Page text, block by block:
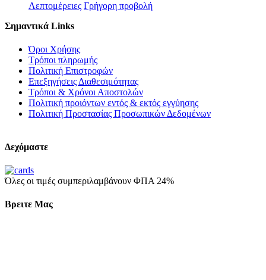
Λεπτομέρειες Γρήγορη προβολή
Σημαντικά Links
Όροι Χρήσης
Τρόποι πληρωμής
Πολιτική Επιστροφών
Επεξηγήσεις Διαθεσιμότητας
Τρόποι & Χρόνοι Αποστολών
Πολιτική προιόντων εντός & εκτός εγγύησης
Πολιτική Προστασίας Προσωπικών Δεδομένων
Δεχόμαστε
Όλες οι τιμές συμπεριλαμβάνουν ΦΠΑ 24%
Βρειτε Μας